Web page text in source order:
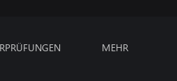
MEHR